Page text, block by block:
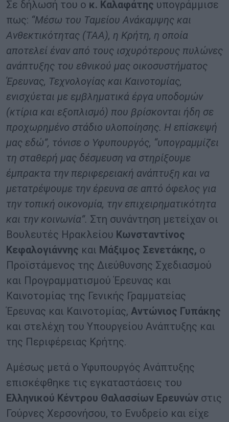
Σε δήλωσή του ο κ. Καλαφάτης υπογράμμισε
πως: “Μέσω του Ταμείου Ανάκαμψης και
Ανθεκτικότητας (ΤΑΑ), η Κρήτη, η οποία
αποτελεί έναν από τους ισχυρότερους πυλώνες
ανάπτυξης του εθνικού μας οικοσυστήματος
Έρευνας, Τεχνολογίας και Καινοτομίας,
ενισχύεται με εμβληματικά έργα υποδομών
(κτίρια και εξοπλισμό) που βρίσκονται ήδη σε
προχωρημένο στάδιο υλοποίησης. Η επίσκεψή
μας εδώ”, τόνισε ο Υφυπουργός, “υπογραμμίζει
τη σταθερή μας δέσμευση να στηρίξουμε
έμπρακτα την περιφερειακή ανάπτυξη και να
μετατρέψουμε την έρευνα σε απτό όφελος για
την τοπική οικονομία, την επιχειρηματικότητα
και την κοινωνία”. Στη συνάντηση μετείχαν οι
Βουλευτές Ηρακλείου Κωνσταντίνος
Κεφαλογιάννης και Μάξιμος Σενετάκης, ο
Προϊστάμενος της Διεύθυνσης Σχεδιασμού
και Προγραμματισμού Έρευνας και
Καινοτομίας της Γενικής Γραμματείας
Έρευνας και Καινοτομίας, Αντώνιος Γυπάκης
και στελέχη του Υπουργείου Ανάπτυξης και
της Περιφέρειας Κρήτης.
Αμέσως μετά ο Υφυπουργός Ανάπτυξης
επισκέφθηκε τις εγκαταστάσεις του
Ελληνικού Κέντρου Θαλασσίων Ερευνών στις
Γούρνες Χερσονήσου, το Ενυδρείο και είχε